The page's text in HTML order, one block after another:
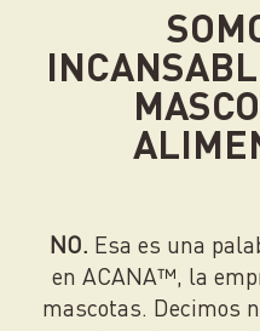
NO. Esa es una
en ACANA™, la
mascotas. Decimos